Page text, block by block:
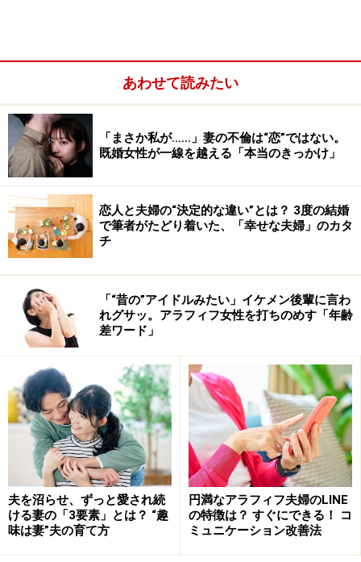
＜目次＞
「家事をやらない夫」に仕立て上げたのは誰？
心得て
妻の希望を通すだけでなく、夫の言い分も受け入れよう
「家事をやらない夫」に仕立て上げたのは
誰？
もしも最初から「妻に家事をしてもらえる」ことを結婚
のメリット（の1つ）だと勘違いしているならば、それ
は姑の刷り込みのせい。「男子厨房に入らず」な家庭の
息子として育った夫に対し、家事の分担を要求しても
あわせて読みたい
「まさか私が……」妻の不倫は“恋”ではない。
既婚女性が一線を越える「本当のきっかけ」
恋人と夫婦の“決定的な違い”とは？ 3度の結婚
で筆者がたどり着いた、「幸せな夫婦」のカタ
チ
「“昔の”アイドルみたい」イケメン後輩に言わ
れグサッ。アラフィフ女性を打ちのめす「年齢
差ワード」
夫を沼らせ、ずっと愛され続
ける妻の「3要素」とは？ “趣
味は妻”夫の育て方
円満なアラフィフ夫婦のLINE
の特徴は？ すぐにできる！ コ
ミュニケーション改善法